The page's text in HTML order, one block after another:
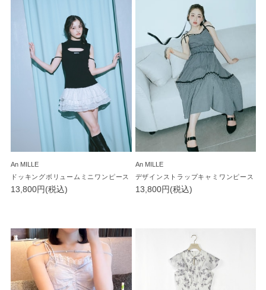
An MILLE
ドッキングボリュームミニワンピース
13,800円(税込)
An MILLE
デザインストラップキャミワンピース
13,800円(税込)